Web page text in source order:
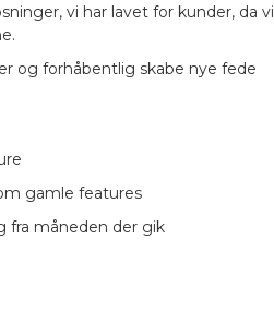
vi har lavet for kunder, da vi
og forhåbentlig skabe nye fede
gamle features
fra måneden der gik